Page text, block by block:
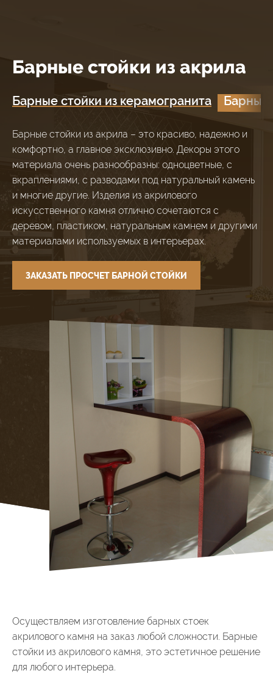
Барные стойки из акрила
Барные стойки из керамогранита Барные
Барные стойки из акрила – это красиво, надежно и
комфортно, а главное эксклюзивно. Декоры этого
материала очень разнообразны: одноцветные, с
вкраплениями, с разводами под натуральный камень
и многие другие. Изделия из акрилового
искусственного камня отлично сочетаются с
деревом, пластиком, натуральным камнем и другими
материалами используемых в интерьерах.
ЗАКАЗАТЬ ПРОСЧЕТ БАРНОЙ СТОЙКИ
Осуществляем изготовление барных стоек
акрилового камня на заказ любой сложности. Барные
стойки из акрилового камня, это эстетичное решение
для любого интерьера.